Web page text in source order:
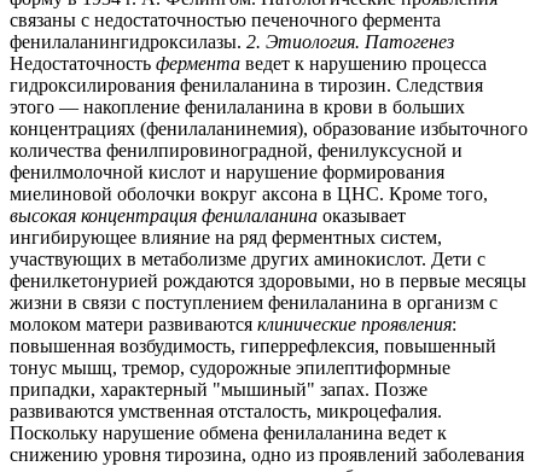
связаны с недостаточностью печеночного фермента
фенилаланингидроксилазы. 2. Этиология. Патогенез
Недостаточность фермента ведет к нарушению процесса
гидроксилирования фенилаланина в тирозин. Следствия
этого — накопление фенилаланина в крови в больших
концентрациях (фенилаланинемия), образование избыточного
количества фенилпировиноградной, фенилуксусной и
фенилмолочной кислот и нарушение формирования
миелиновой оболочки вокруг аксона в ЦНС. Кроме того,
высокая концентрация фенилаланина оказывает
ингибирующее влияние на ряд ферментных систем,
участвующих в метаболизме других аминокислот. Дети с
фенилкетонурией рождаются здоровыми, но в первые месяцы
жизни в связи с поступлением фенилаланина в организм с
молоком матери развиваются клинические проявления:
повышенная возбудимость, гиперрефлексия, повышенный
тонус мышц, тремор, судорожные эпилептиформные
припадки, характерный "мышиный" запах. Позже
развиваются умственная отсталость, микроцефалия.
Поскольку нарушение обмена фенилаланина ведет к
снижению уровня тирозина, одно из проявлений заболевания